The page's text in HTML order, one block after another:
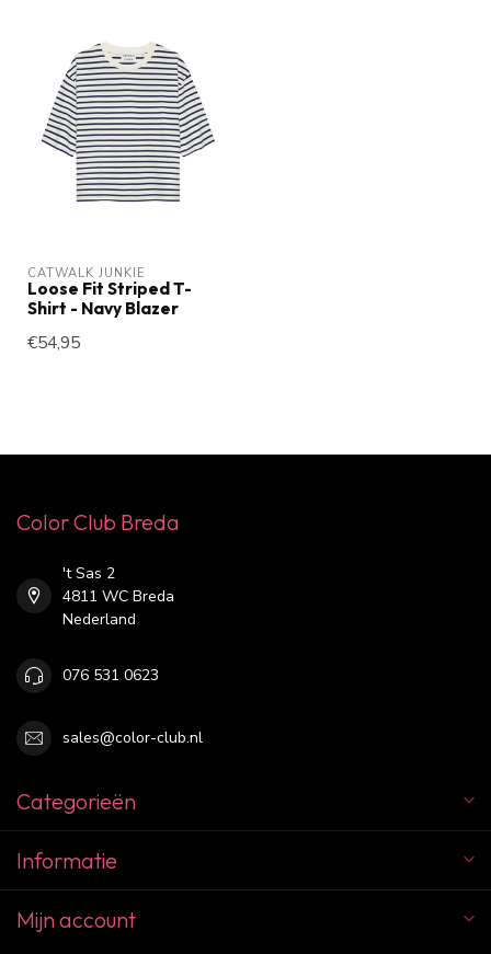
CATWALK JUNKIE
Loose Fit Striped T-
Shirt - Navy Blazer
€54,95
Color Club Breda
't Sas 2
4811 WC Breda
Nederland
076 531 0623
sales@color-club.nl
Categorieën
Informatie
Mijn account